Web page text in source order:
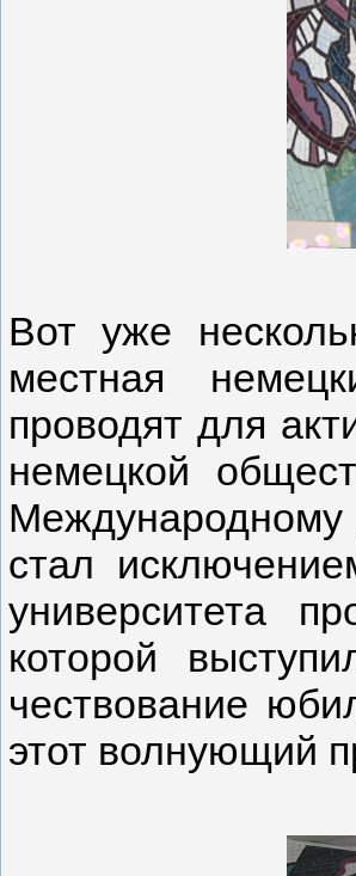
Вот уже
местная
проводят для
немецкой
стал
университета
которой
чествование
этот волнующий